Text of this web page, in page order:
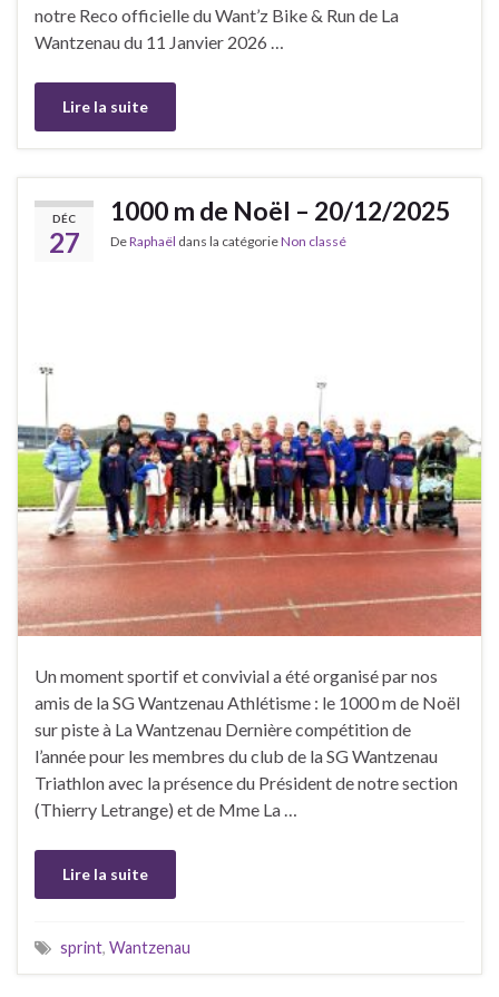
notre Reco officielle du Want’z Bike & Run de La
Wantzenau du 11 Janvier 2026 …
Lire la suite
DÉC
27
1000 m de Noël – 20/12/2025
DeRaphaël dans la catégorieNon classé
Un moment sportif et convivial a été organisé par nos
amis de la SG Wantzenau Athlétisme : le 1000 m de Noël
sur piste à La Wantzenau Dernière compétition de
l’année pour les membres du club de la SG Wantzenau
Triathlon avec la présence du Président de notre section
(Thierry Letrange) et de Mme La …
Lire la suite
sprint, Wantzenau